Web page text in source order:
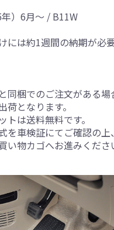
）6月～ / B11W
には約1週間の納期が必
同梱でのご注文がある場
荷となります。
は送料無料です。
を車検証にてご確認の上
い物カゴへお進みくださ